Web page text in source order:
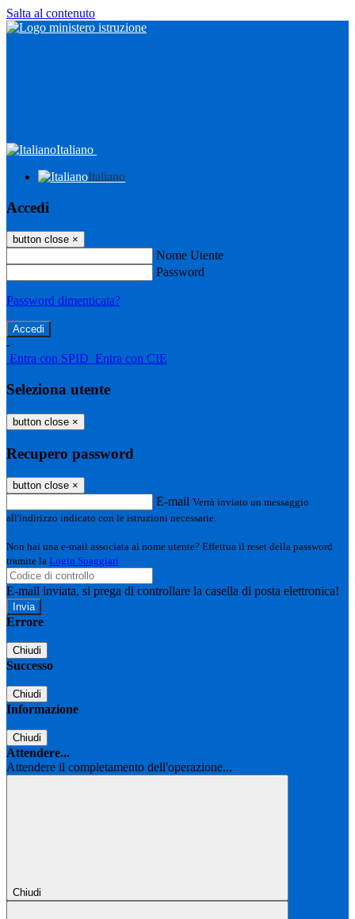
Salta al contenuto
Italiano
Italiano
Accedi
button close ×
Nome Utente
Password
Password dimenticata?
-
Entra con SPID Entra con CIE
Seleziona utente
button close ×
Recupero password
button close ×
E-mail Verrà inviato un messaggio
all'indirizzo indicato con le istruzioni necessarie.
Non hai una e-mail associata al nome utente? Effettua il reset della password
tramite la Login Spaggiari
E-mail inviata, si prega di controllare la casella di posta elettronica!
Errore
Chiudi
Successo
Chiudi
Informazione
Chiudi
Attendere...
Attendere il completamento dell'operazione...
Chiudi